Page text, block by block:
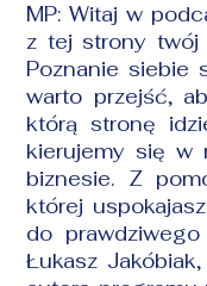
MP: Witaj w
z tej strony twój
Poznanie siebie
warto przejść,
którą stronę
kierujemy się w
biznesie. Z
której
do
Łukasz